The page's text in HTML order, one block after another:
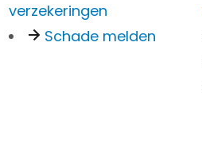
verzekeringen
Schade melden